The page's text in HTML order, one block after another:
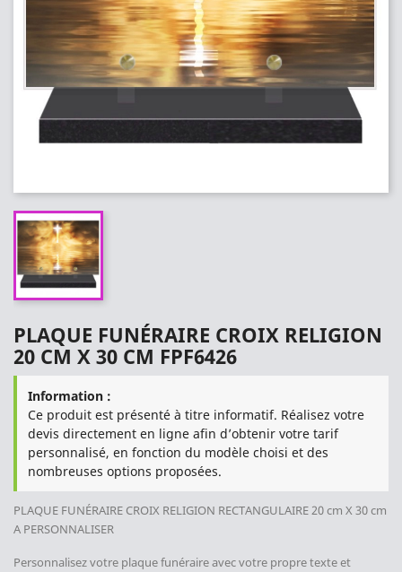
PLAQUE FUNÉRAIRE CROIX RELIGION
20 CM X 30 CM FPF6426
Information :
Ce produit est présenté à titre informatif. Réalisez votre
devis directement en ligne afin d’obtenir votre tarif
personnalisé, en fonction du modèle choisi et des
nombreuses options proposées.
PLAQUE FUNÉRAIRE CROIX RELIGION RECTANGULAIRE 20 cm X 30 cm
A PERSONNALISER
Personnalisez votre plaque funéraire avec votre propre texte et